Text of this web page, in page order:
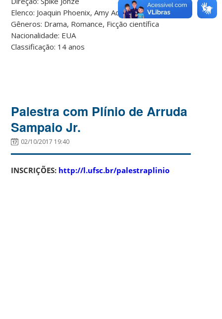
Elenco: Joaquin Phoenix, Amy Adams, Rooney Mara
Gêneros: Drama, Romance, Ficção científica
Nacionalidade: EUA
Classificação: 14 anos
Palestra com Plínio de Arruda
Sampaio Jr.
02/10/2017 19:40
INSCRIÇÕES: http://l.ufsc.br/palestraplinio